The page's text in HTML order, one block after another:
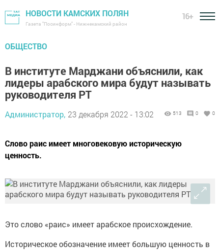
НОВОСТИ КАМСКИХ ПОЛЯН
Газета "Посинформ" - Нижнекамский район
16+
ОБЩЕСТВО
В институте Марджани объяснили, как
лидеры арабского мира будут называть
руководителя РТ
Администратор, 23 декабря 2022 - 13:02 513 0 0
Слово раис имеет многовековую историческую
ценность.
Это слово «раис» имеет арабское происхождение.
Историческое обозначение имеет большую ценность в